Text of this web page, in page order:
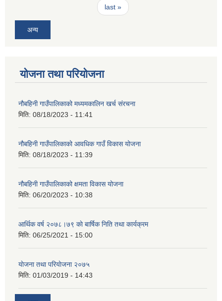
last »
अन्य
योजना तथा परियोजना
नौबहिनी गाउँपालिकाको मध्यमकालिन खर्च संरचना
मिति: 08/18/2023 - 11:41
नौबहिनी गाउँपालिकाको आवधिक गाउँ विकास योजना
मिति: 08/18/2023 - 11:39
नौबहिनी गाउँपालिकाको क्षमता विकास योजना
मिति: 06/20/2023 - 10:38
आर्थिक वर्ष २०७८।७९ काे बार्षिक निति तथा कार्यक्रम
मिति: 06/25/2021 - 15:00
याेजना तथा परियाेजना २०७५
मिति: 01/03/2019 - 14:43